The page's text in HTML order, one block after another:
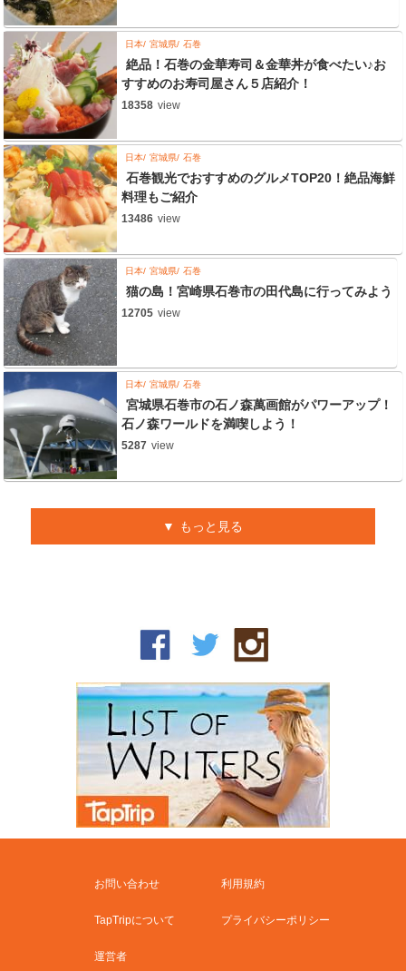
日本 宮城県 石巻
絶品！石巻の金華寿司＆金華丼が食べたい♪お
すすめのお寿司屋さん５店紹介！
18358 view
日本 宮城県 石巻
石巻観光でおすすめのグルメTOP20！絶品海鮮
料理もご紹介
13486 view
日本 宮城県 石巻
猫の島！宮崎県石巻市の田代島に行ってみよう
12705 view
日本 宮城県 石巻
宮城県石巻市の石ノ森萬画館がパワーアップ！
石ノ森ワールドを満喫しよう！
5287 view
もっと見る
お問い合わせ 利用規約
TapTripについて プライバシーポリシー
運営者